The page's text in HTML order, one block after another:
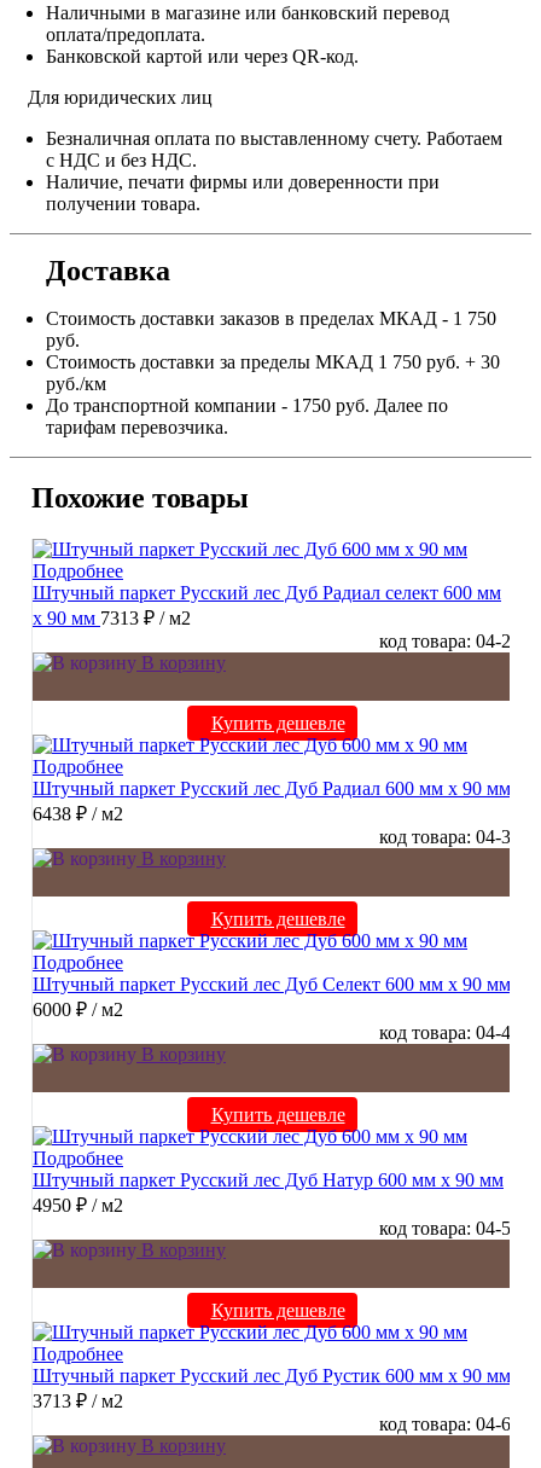
Наличными в магазине или банковский перевод
оплата/предоплата.
Банковской картой или через QR-код.
Для юридических лиц
Безналичная оплата по выставленному счету. Работаем
с НДС и без НДС.
Наличие, печати фирмы или доверенности при
получении товара.
Доставка
Стоимость доставки заказов в пределах МКАД - 1 750
руб.
Стоимость доставки за пределы МКАД 1 750 руб. + 30
руб./км
До транспортной компании - 1750 руб. Далее по
тарифам перевозчика.
Похожие товары
Подробнее
Штучный паркет Русский лес Дуб Радиал cелект 600 мм
х 90 мм 7313 ₽ / м2
код товара: 04-2
В корзину
Купить дешевле
Подробнее
Штучный паркет Русский лес Дуб Радиал 600 мм х 90 мм
6438 ₽ / м2
код товара: 04-3
В корзину
Купить дешевле
Подробнее
Штучный паркет Русский лес Дуб Селект 600 мм х 90 мм
6000 ₽ / м2
код товара: 04-4
В корзину
Купить дешевле
Подробнее
Штучный паркет Русский лес Дуб Натур 600 мм х 90 мм
4950 ₽ / м2
код товара: 04-5
В корзину
Купить дешевле
Подробнее
Штучный паркет Русский лес Дуб Рустик 600 мм х 90 мм
3713 ₽ / м2
код товара: 04-6
В корзину